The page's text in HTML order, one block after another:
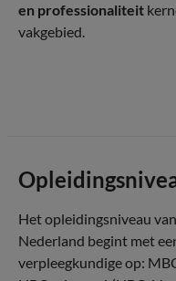
en professionaliteit
vakgebied.
Het opleidingsniveau
Nederland begint met
verpleegkundige op: